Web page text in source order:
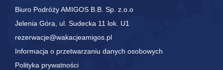
Biuro Podróży AMIGOS B.B. Sp. z.o.o
Jelenia Góra, ul. Sudecka 11 lok. U1
rezerwacje@wakacjeamigos.pl
Informacja o przetwarzaniu danych osobowych
Polityka prywatności